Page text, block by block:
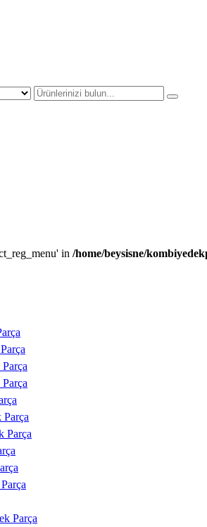
in /home/beysisne/
Parça
Parça